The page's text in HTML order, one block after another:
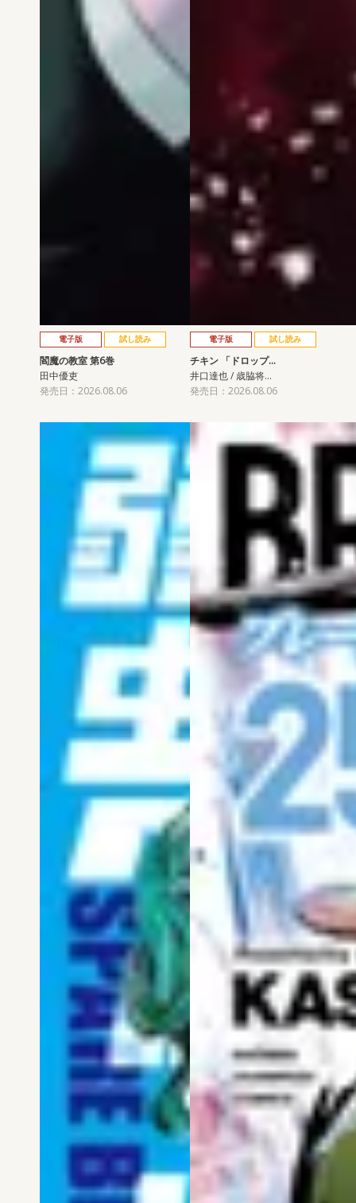
電子版 試し読み
閻魔の教室 第6巻
田中優吏
発売日：2026.08.06
電子版 試し読み
チキン 「ドロップ…
井口達也 / 歳脇将…
発売日：2026.08.06